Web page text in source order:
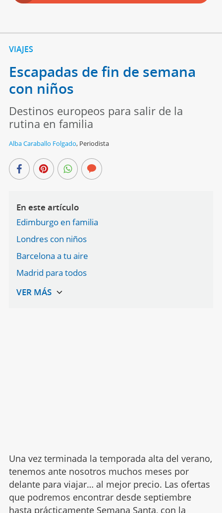
VIAJES
Escapadas de fin de semana
con niños
Destinos europeos para salir de la
rutina en familia
Alba Caraballo Folgado, Periodista
En este artículo
Edimburgo en familia
Londres con niños
Barcelona a tu aire
Madrid para todos
Una vez terminada la temporada alta del verano,
tenemos ante nosotros muchos meses por
delante para viajar… al mejor precio. Las ofertas
que podremos encontrar desde septiembre
hasta prácticamente Semana Santa, con la